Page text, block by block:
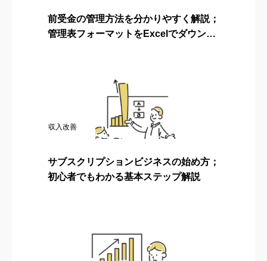
前受金の管理方法を分かりやすく解説；
管理表フォーマットをExcelでダウンロ
収入改善
サブスクリプションビジネスの始め方；
初心者でもわかる基本ステップ解説